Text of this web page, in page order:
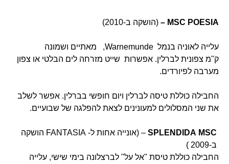
MSC POESIA
– (הושקה ב-2010)
עלייה לאוניה בנמל Warnemunde, מאתיים ושמונה
ק"מ צפונית לברלין. אפשרות שייט מזרחה לים הבלטי או צפון
מערבה לפיורדים.
החבילה כוללת טיסה לברלין ויום חופשי בברלין. אפשר לשלב
את שני המסלולים למעונינים לצאת להפלגה של שבועיים.
SPLENDIDA MSC
– (אונייה אחות ל- FANTASIA הושקה
ב-2009 )
החבילה כוללת טיסת "אל על" לברצלונה בימי שישי, עלייה